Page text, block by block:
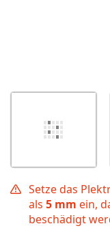
Setze das
als 5 mm ein,
beschädigt